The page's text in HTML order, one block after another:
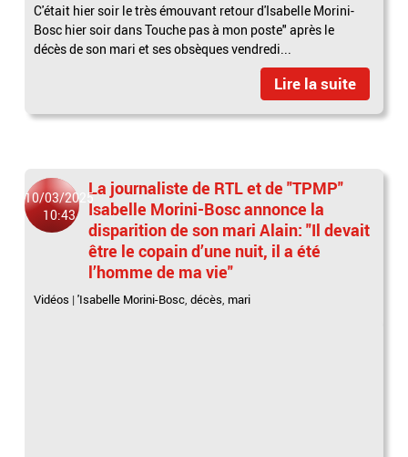
C'était hier soir le très émouvant retour d'Isabelle Morini-
Bosc hier soir dans Touche pas à mon poste" après le
décès de son mari et ses obsèques vendredi...
Lire la suite
10/03/2025
10:43
La journaliste de RTL et de "TPMP"
Isabelle Morini-Bosc annonce la
disparition de son mari Alain: "Il devait
être le copain d’une nuit, il a été
l’homme de ma vie"
Vidéos |'Isabelle Morini-Bosc,décès, mari